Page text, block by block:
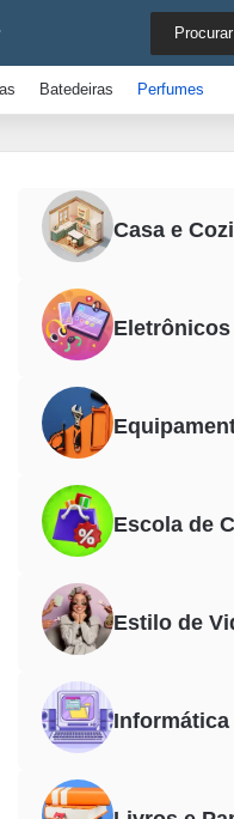
Batedeiras Perfumes
Casa e
Eletrônicos
Escola de
Estilo de
Informática